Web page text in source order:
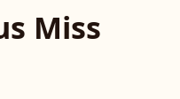
Miss